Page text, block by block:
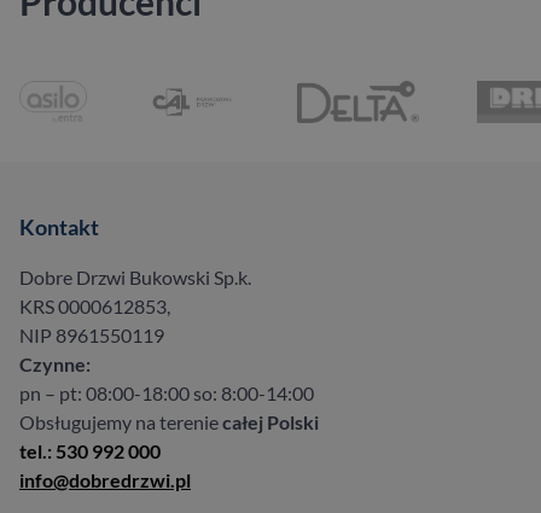
Kontakt
Dobre Drzwi Bukowski Sp.k.
KRS 0000612853,
NIP 8961550119
Czynne:
pn – pt: 08:00-18:00 so: 8:00-14:00
Obsługujemy na tereniecałej Polski
tel.: 530 992 000
info@dobredrzwi.pl